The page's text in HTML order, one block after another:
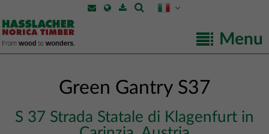
Menu
Green Gantry S37
S 37 Strada Statale di Klagenfurt in